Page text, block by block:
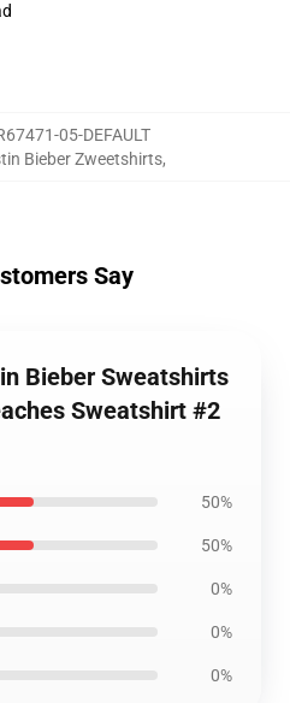
05-DEFAULT
Bieber Zweetshirts,
Say
Bieber Sweatshirts
Sweatshirt #2
50%
50%
0%
0%
0%